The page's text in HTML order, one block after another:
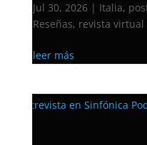
Jul 30, 2026| Italia,
Reseñas, revista virtual
leer más